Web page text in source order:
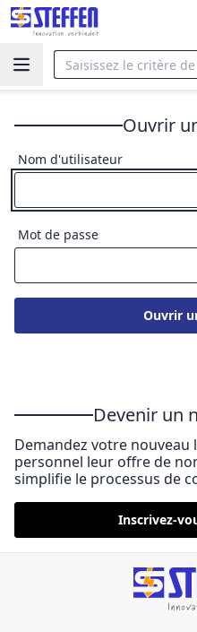
Ouvrir
Nom d'utilisateur
Mot de passe
Ouvrir
Devenir un
Demandez votre
personnel leur offre de
simplifie le processus de
Inscrivez-